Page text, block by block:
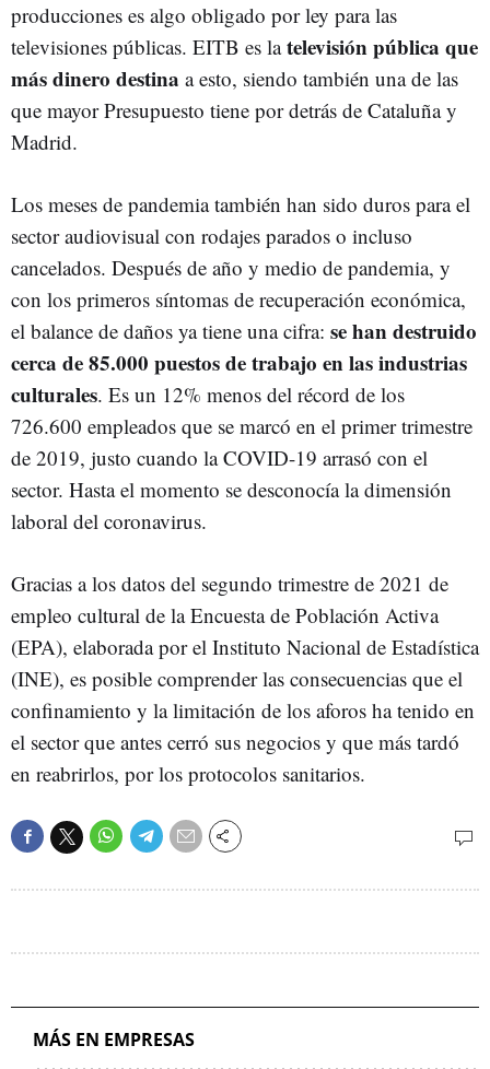
producciones es algo obligado por ley para las
televisiones públicas. EITB es latelevisión pública que
más dinero destina a esto, siendo también una de las
que mayor Presupuesto tiene por detrás de Cataluña y
Madrid.
Los meses de pandemia también han sido duros para el
sector audiovisual con rodajes parados o incluso
cancelados. Después de año y medio de pandemia, y
con los primeros síntomas de recuperación económica,
el balance de daños ya tiene una cifra: se han destruido
cerca de 85.000 puestos de trabajo en las industrias
culturales. Es un 12% menos del récord de los
726.600 empleados que se marcó en el primer trimestre
de 2019, justo cuando la COVID-19 arrasó con el
sector. Hasta el momento se desconocía la dimensión
laboral del coronavirus.
Gracias a los datos del segundo trimestre de 2021 de
empleo cultural de la Encuesta de Población Activa
(EPA), elaborada por el Instituto Nacional de Estadística
(INE), es posible comprender las consecuencias que el
confinamiento y la limitación de los aforos ha tenido en
el sector que antes cerró sus negocios y que más tardó
en reabrirlos, por los protocolos sanitarios.
MÁS EN EMPRESAS